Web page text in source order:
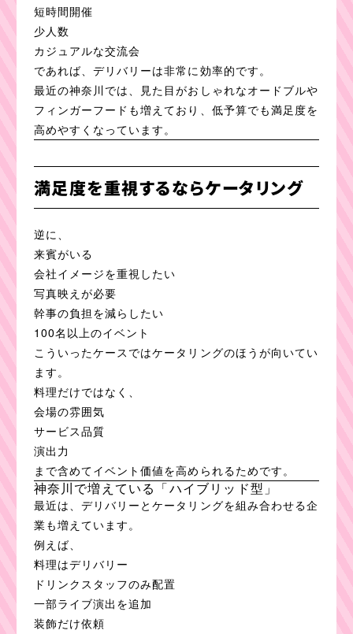
短時間開催
少人数
カジュアルな交流会
であれば、デリバリーは非常に効率的です。
最近の神奈川では、見た目がおしゃれなオードブルや
フィンガーフードも増えており、低予算でも満足度を
高めやすくなっています。
満足度を重視するならケータリング
逆に、
来賓がいる
会社イメージを重視したい
写真映えが必要
幹事の負担を減らしたい
100名以上のイベント
こういったケースではケータリングのほうが向いてい
ます。
料理だけではなく、
会場の雰囲気
サービス品質
演出力
まで含めてイベント価値を高められるためです。
神奈川で増えている「ハイブリッド型」
最近は、デリバリーとケータリングを組み合わせる企
業も増えています。
例えば、
料理はデリバリー
ドリンクスタッフのみ配置
一部ライブ演出を追加
装飾だけ依頼